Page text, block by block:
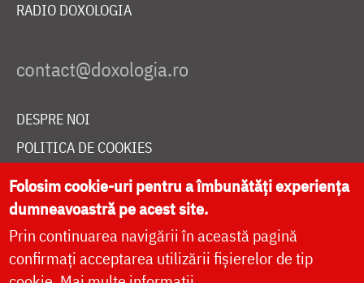
RADIO DOXOLOGIA
DESPRE NOI
POLITICA DE COOKIES
DONEAZĂ ONLINE PENTRU CATEDRALA NAȚIONALĂ
LIVE
Folosim cookie-uri pentru a îmbunătăți experiența
dumneavoastră pe acest site.
Prin continuarea navigării în această pagină
confirmați acceptarea utilizării fișierelor de tip